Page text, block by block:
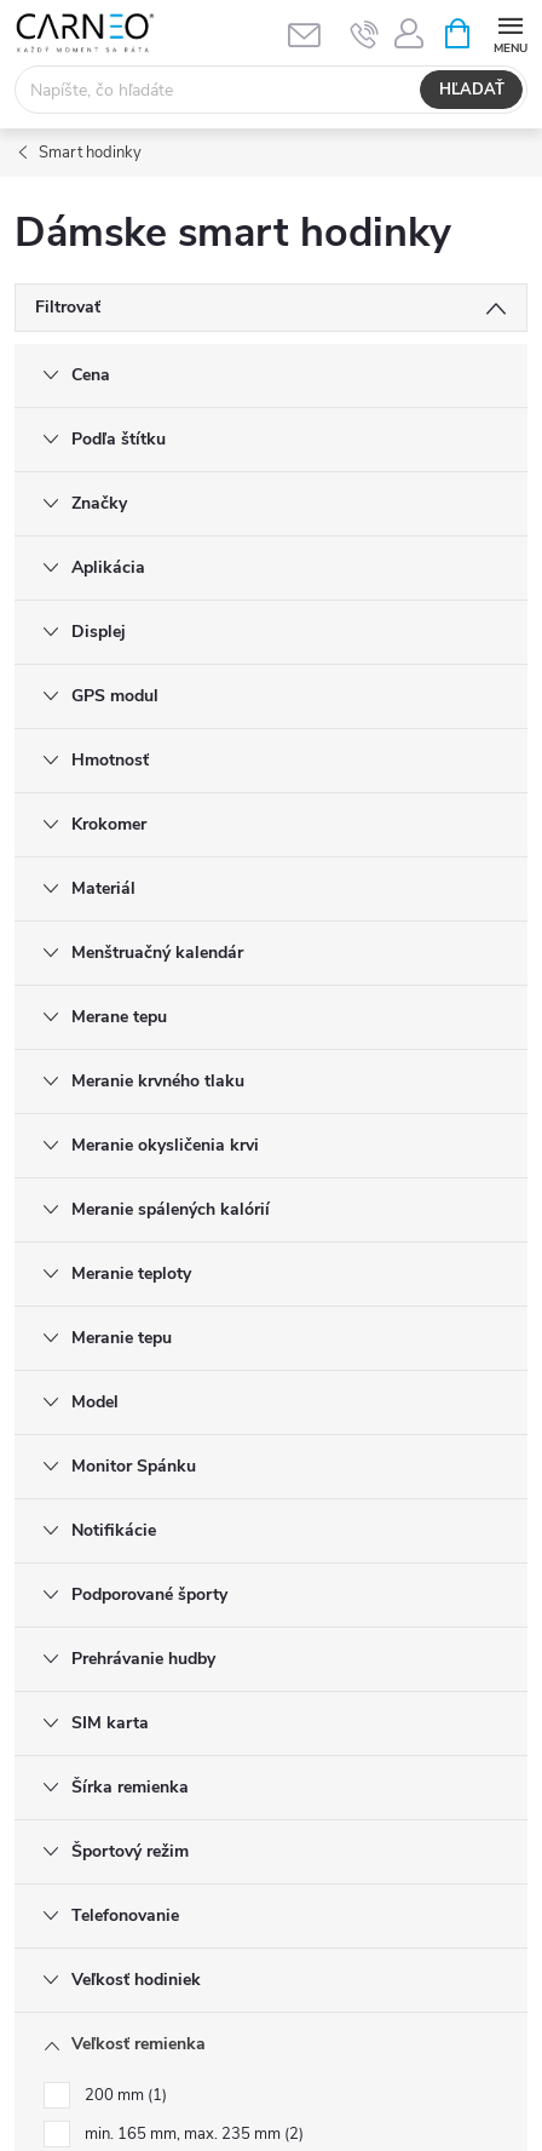
Prejsť
obsah
HĽADAŤ
KOŠÍK
Smart hodinky
Dámske smart hodinky
Filtrovať
Cena
Podľa štítku
Značky
Aplikácia
Displej
GPS modul
Hmotnosť
Krokomer
Materiál
Menštruačný kalendár
Merane tepu
Meranie krvného tlaku
Meranie okysličenia krvi
Meranie spálených kalórií
Meranie teploty
Meranie tepu
Model
Monitor Spánku
Notifikácie
Podporované športy
Prehrávanie hudby
SIM karta
Šírka remienka
Športový režim
Telefonovanie
Veľkosť hodiniek
Veľkosť remienka
200 mm 1
min. 165 mm, max. 235 mm 2